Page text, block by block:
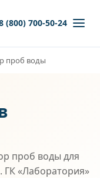
(800) 700-50-24
проб воды
проб воды для
ГК «Лаборатория»